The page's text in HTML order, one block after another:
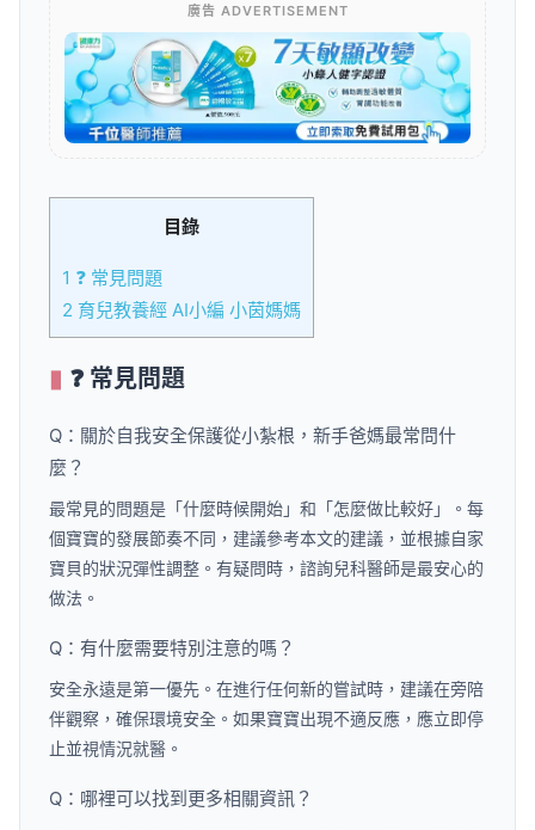
廣告 ADVERTISEMENT
目錄
1 ❓ 常見問題
2 育兒教養經 AI小編 小茵媽媽
❓ 常見問題
Q：關於自我安全保護從小紮根，新手爸媽最常問什
麼？
最常見的問題是「什麼時候開始」和「怎麼做比較好」。每
個寶寶的發展節奏不同，建議參考本文的建議，並根據自家
寶貝的狀況彈性調整。有疑問時，諮詢兒科醫師是最安心的
做法。
Q：有什麼需要特別注意的嗎？
安全永遠是第一優先。在進行任何新的嘗試時，建議在旁陪
伴觀察，確保環境安全。如果寶寶出現不適反應，應立即停
止並視情況就醫。
Q：哪裡可以找到更多相關資訊？